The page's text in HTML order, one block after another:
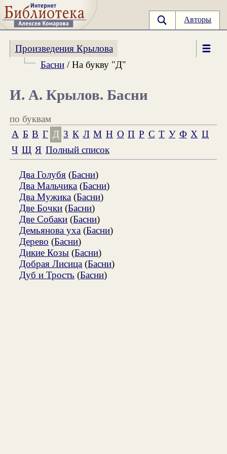
Авторы
Произведения Крылова
Басни/ На букву "Д"
И. А. Крылов. Басни
по буквам
А Б В Г Д З К Л М Н О П Р С Т У Ф Х Ц
Ч Щ Я Полный список
Два Голубя (Басни)
Два Мальчика (Басни)
Два Мужика (Басни)
Две Бочки (Басни)
Две Собаки (Басни)
Демьянова уха (Басни)
Дерево (Басни)
Дикие Козы (Басни)
Добрая Лисица (Басни)
Дуб и Трость (Басни)